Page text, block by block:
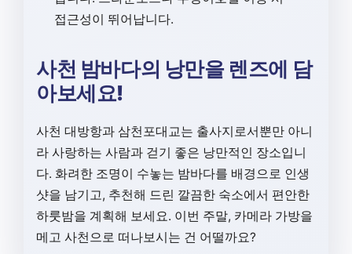
접근성이 뛰어납니다.
사천 밤바다의 낭만을 렌즈에 담
아보세요!
사천 대방항과 삼천포대교는 출사지로서뿐만 아니
라 사랑하는 사람과 걷기 좋은 낭만적인 장소입니
다. 화려한 조명이 수놓는 밤바다를 배경으로 인생
샷을 남기고, 추천해 드린 깔끔한 숙소에서 편안한
하룻밤을 계획해 보세요. 이번 주말, 카메라 가방을
메고 사천으로 떠나보시는 건 어떨까요?